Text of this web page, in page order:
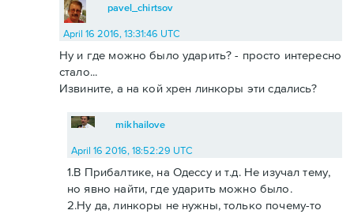
pavel_chirtsov
April 16 2016, 13:31:46 UTC
Ну и где можно было ударить? - просто интересно
стало...
Извините, а на кой хрен линкоры эти сдались?
mikhailove
April 16 2016, 18:52:29 UTC
1.В Прибалтике, на Одессу и т.д. Не изучал тему,
но явно найти, где ударить можно было.
2.Ну да, линкоры не нужны, только почему-то